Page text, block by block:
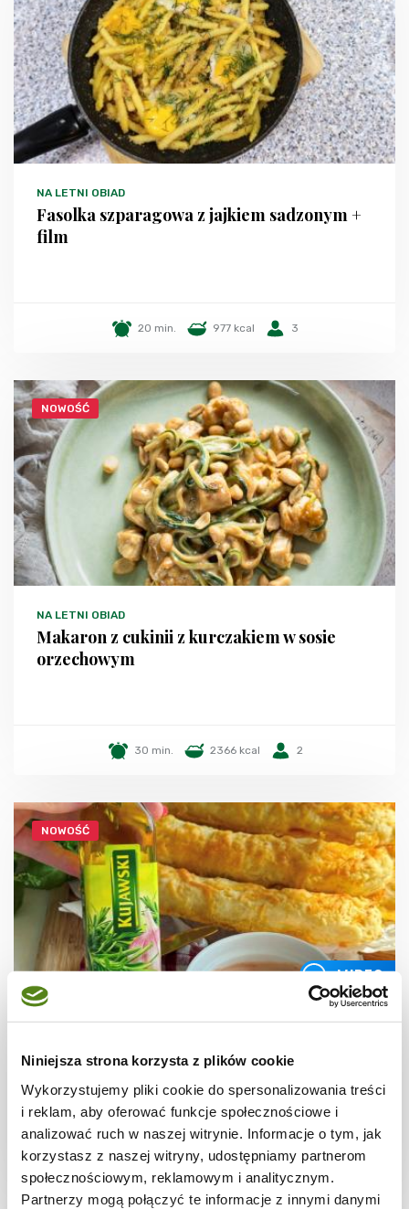
Niniejsza strona korzysta z plików cookie
Wykorzystujemy pliki cookie do spersonalizowania treści
i reklam, aby oferować funkcje społecznościowe i
analizować ruch w naszej witrynie. Informacje o tym, jak
korzystasz z naszej witryny, udostępniamy partnerom
społecznościowym, reklamowym i analitycznym.
Partnerzy mogą połączyć te informacje z innymi danymi
NA LETNI OBIAD
Fasolka szparagowa z jajkiem sadzonym +
film
20 min. 977 kcal 3
NOWOŚĆ
NA LETNI OBIAD
Makaron z cukinii z kurczakiem w sosie
orzechowym
30 min. 2366 kcal 2
NOWOŚĆ
WIDEO
Paluchy serowe z ziołami
2 godz. 3144 kcal 5